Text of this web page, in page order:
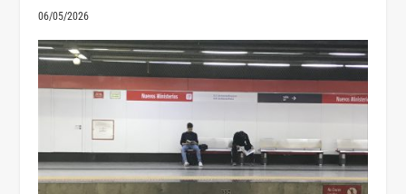
06/05/2026